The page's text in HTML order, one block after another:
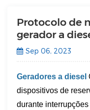
Protocolo de
gerador a
Sep 06, 2023
Geradores a diesel
dispositivos de
durante